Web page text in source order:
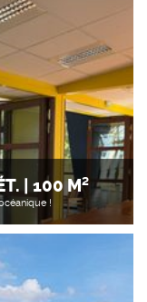
| 100 M²
!